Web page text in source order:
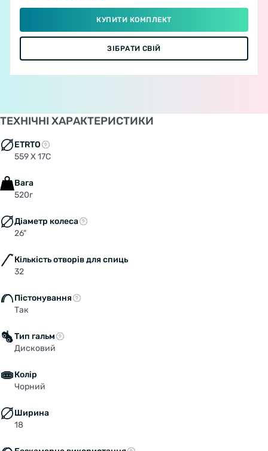
КУПИТИ КОМПЛЕКТ
ЗІБРАТИ СВІЙ
ТЕХНІЧНІ ХАРАКТЕРИСТИКИ
ETRTO
559 Х 17C
Вага
520г
Діаметр колеса
26"
Кількість отворів для спиць
32
Пістонування
Так
Тип гальм
Дисковий
Колір
Чорний
Ширина
18
Do you want to switch to the Dutch version of the
STAY ON FACEBIKE.UA